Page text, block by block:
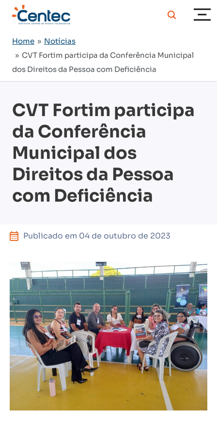
Home » Notícias
» CVT Fortim participa da Conferência Municipal
dos Direitos da Pessoa com Deficiência
CVT Fortim participa
da Conferência
Municipal dos
Direitos da Pessoa
com Deficiência
Publicado em 04 de outubro de 2023